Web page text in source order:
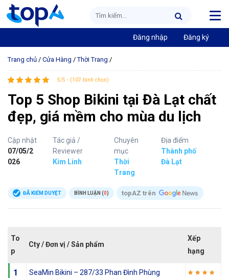
Đăng nhập Đăng ký
Trang chủ / Cửa Hàng /Thời Trang /
5/5 - (107 bình chọn)
Top 5 Shop Bikini tại Đà Lạt chất
đẹp, giá mềm cho mùa du lịch
Cập nhật
07/05/2
026
Tác giả /
Reviewer
Kim Linh
Chuyên
mục
Thời
Trang
Địa điểm
Thành phố
Đà Lạt
ĐÃ KIỂM DUYỆT BÌNH LUẬN (0) topAZ trên
To
p
Cty / Đơn vị / Sản phẩm
Xếp
hạng
1 SeaMin Bikini – 287/33 Phan Đình Phùng